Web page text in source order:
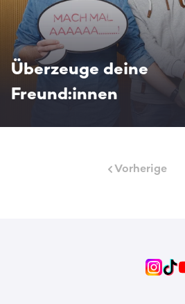
Überzeuge deine
Freund:innen
Vorherige